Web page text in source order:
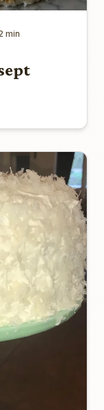
min